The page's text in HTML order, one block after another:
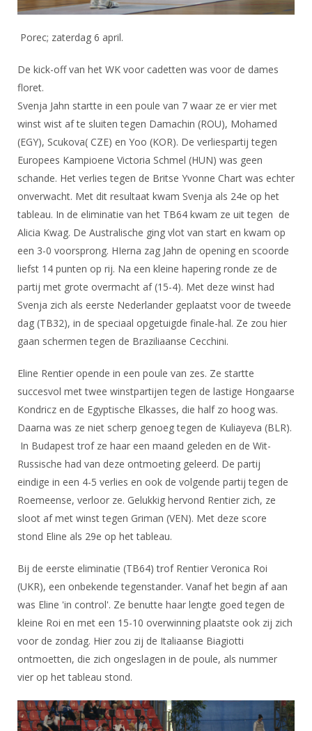
Alle Verenigingen
Oprichting Vereniging
Overschrijven leden
Wedstrijdorganisatie
Aanvragen van scheidsrechters
Scheidsrechterslijst
Import inschrijvingen uit Nahouw
Verwerk wedstrijduitslagen
NK organiseren
Promotie en logo
Geschiedenis van het schermen
Opleidingen
Tuchtzaken
Archief
Infotheek
Bibliotheek
ALV
Touché
Porec; zaterdag 6 april.
De kick-off van het WK voor cadetten was voor de dames
floret.
Svenja Jahn startte in een poule van 7 waar ze er vier met
winst wist af te sluiten tegen Damachin (ROU), Mohamed
(EGY), Scukova( CZE) en Yoo (KOR). De verliespartij tegen
Europees Kampioene Victoria Schmel (HUN) was geen
schande. Het verlies tegen de Britse Yvonne Chart was echter
onverwacht. Met dit resultaat kwam Svenja als 24e op het
tableau. In de eliminatie van het TB64 kwam ze uit tegen de
Alicia Kwag. De Australische ging vlot van start en kwam op
een 3-0 voorsprong. HIerna zag Jahn de opening en scoorde
liefst 14 punten op rij. Na een kleine hapering ronde ze de
partij met grote overmacht af (15-4). Met deze winst had
Svenja zich als eerste Nederlander geplaatst voor de tweede
dag (TB32), in de speciaal opgetuigde finale-hal. Ze zou hier
gaan schermen tegen de Braziliaanse Cecchini.
Eline Rentier opende in een poule van zes. Ze startte
succesvol met twee winstpartijen tegen de lastige Hongaarse
Kondricz en de Egyptische Elkasses, die half zo hoog was.
Daarna was ze niet scherp genoeg tegen de Kuliayeva (BLR).
In Budapest trof ze haar een maand geleden en de Wit-
Russische had van deze ontmoeting geleerd. De partij
eindige in een 4-5 verlies en ook de volgende partij tegen de
Roemeense, verloor ze. Gelukkig hervond Rentier zich, ze
sloot af met winst tegen Griman (VEN). Met deze score
stond Eline als 29e op het tableau.
Bij de eerste eliminatie (TB64) trof Rentier Veronica Roi
(UKR), een onbekende tegenstander. Vanaf het begin af aan
was Eline 'in control'. Ze benutte haar lengte goed tegen de
kleine Roi en met een 15-10 overwinning plaatste ook zij zich
voor de zondag. Hier zou zij de Italiaanse Biagiotti
ontmoetten, die zich ongeslagen in de poule, als nummer
vier op het tableau stond.